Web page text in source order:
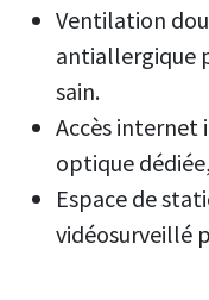
Ventilation
antiallergique
sain.
Accès
optique
Espace de
vidéosurveillé